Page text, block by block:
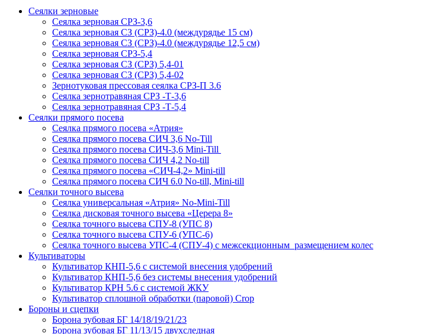
Сеялки зерновые
Сеялка зерновая СРЗ-3,6
Сеялка зерновая СЗ (СРЗ)-4.0 (междурядье 15 см)
Сеялка зерновая СЗ (СРЗ)-4.0 (междурядье 12,5 см)
Сеялка зерновая СРЗ-5,4
Сеялка зерновая СЗ (СРЗ) 5,4-01
Сеялка зерновая СЗ (СРЗ) 5,4-02
Зернотуковая прессовая сеялка СРЗ-П 3.6
Сеялка зернотравяная СРЗ -Т-3,6
Сеялка зернотравяная СРЗ -Т-5,4
Сеялки прямого посева
Сеялка прямого посева «Атрия»
Сеялка прямого посева СИЧ 3,6 No-Till
Сеялка прямого посева СИЧ-3,6 Mini-Till
Сеялка прямого посева СИЧ 4,2 No-till
Сеялка прямого посева «СИЧ-4,2» Mini-till
Сеялка прямого посева СИЧ 6.0 No-till, Mini-till
Сеялки точного высева
Сеялка универсальная «Атрия» No-Mini-Till
Сеялка дисковая точного высева «Церера 8»
Сеялка точного высева СПУ-8 (УПС 8)
Сеялка точного высева СПУ-6 (УПС-6)
Сеялка точного высева УПС-4 (СПУ-4) с межсекционным размещением колес
Культиваторы
Культиватор КНП-5,6 с системой внесения удобрений
Культиватор КНП-5,6 без системы внесения удобрений
Культиватор КРН 5.6 с системой ЖКУ
Культиватор сплошной обработки (паровой) Crop
Бороны и сцепки
Борона зубовая БГ 14/18/19/21/23
Борона зубовая БГ 11/13/15 двухследная